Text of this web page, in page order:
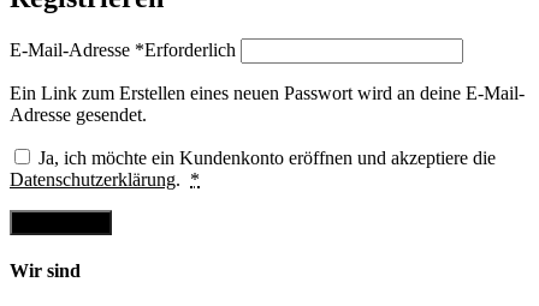
E-Mail-Adresse *Erforderlich
Ein Link zum Erstellen eines neuen Passwort wird an deine E-Mail-
Adresse gesendet.
Ja, ich möchte ein Kundenkonto eröffnen und akzeptiere die
Datenschutzerklärung. *
Wir sind